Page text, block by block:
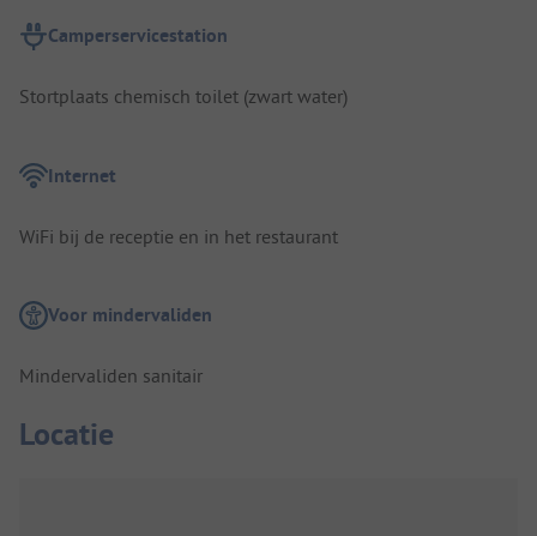
Camperservicestation
Stortplaats chemisch toilet (zwart water)
Internet
WiFi bij de receptie en in het restaurant
Voor mindervaliden
Mindervaliden sanitair
Locatie